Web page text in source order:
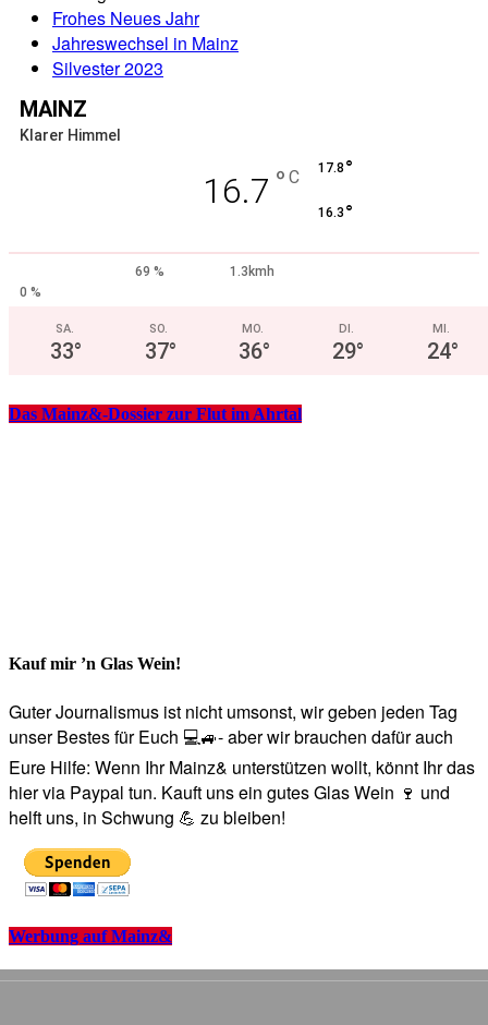
Frohes Neues Jahr
Jahreswechsel in Mainz
Silvester 2023
MAINZ
Klarer Himmel
16.7 ° C 17.8 °
16.3 °
69 %
1.3kmh
0 %
SA.
33°
SO.
37°
MO.
36°
DI.
29°
MI.
24°
Das Mainz&-Dossier zur Flut im Ahrtal
Kauf mir ’n Glas Wein!
Guter Journalismus ist nicht umsonst, wir geben jeden Tag
unser Bestes für Euch 💻🚙- aber wir brauchen dafür auch
Eure Hilfe: Wenn Ihr Mainz& unterstützen wollt, könnt Ihr das
hier via Paypal tun. Kauft uns ein gutes Glas Wein 🍷 und
helft uns, in Schwung 💪 zu bleiben!
Werbung auf Mainz&